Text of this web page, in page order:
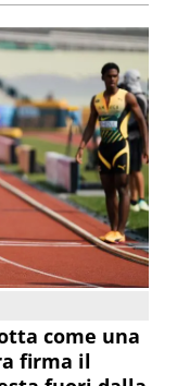
come una
firma il